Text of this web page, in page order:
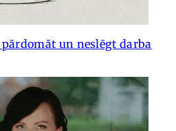
un neslēgt darba